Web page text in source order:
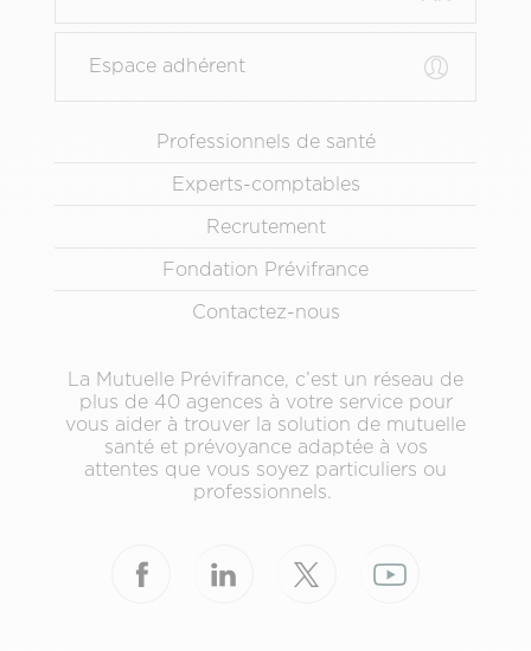
Espace adhérent
Professionnels de santé
Experts-comptables
Recrutement
Fondation Prévifrance
Contactez-nous
La Mutuelle Prévifrance, c’est un réseau de
plus de 40 agences à votre service pour
vous aider à trouver la solution de mutuelle
santé et prévoyance adaptée à vos
attentes que vous soyez particuliers ou
professionnels.